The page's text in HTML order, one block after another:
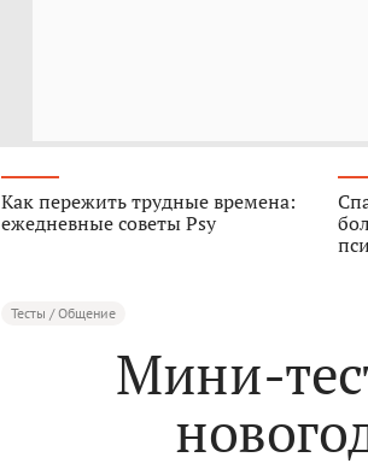
Как пережить трудные времена:
ежедневные советы Psy
Тесты / Общение
Мини-